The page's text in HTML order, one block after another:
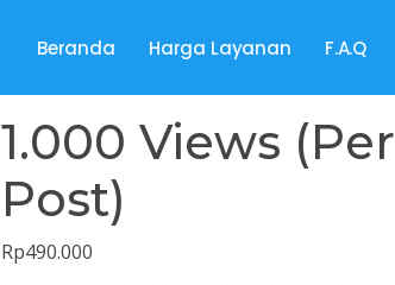
Beranda Harga Layanan F.A.Q
1.000 Views (Per
Post)
Rp490.000